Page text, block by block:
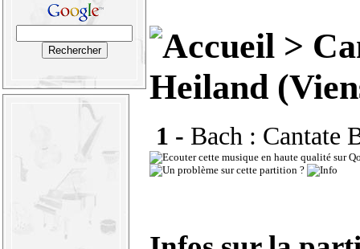
>
Heiland
1 - Bach : Cantate